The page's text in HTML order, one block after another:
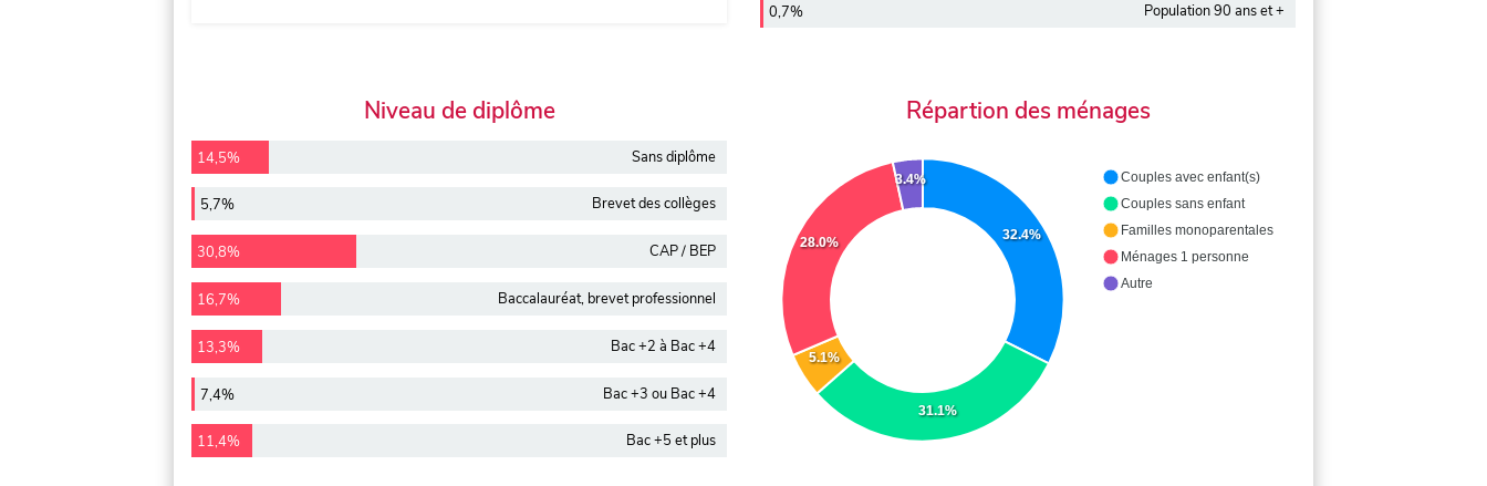
0,7% Population 90 ans et +
Niveau de diplôme
14,5% Sans diplôme
5,7% Brevet des collèges
30,8% CAP / BEP
16,7% Baccalauréat, brevet professionnel
13,3% Bac +2 à Bac +4
7,4% Bac +3 ou Bac +4
11,4% Bac +5 et plus
Répartion des ménages
32.4%
31.1%
5.1%
28.0%
3.4%
Couples avec enfant(s)
Couples sans enfant
Familles monoparentales
Ménages 1 personne
Autre